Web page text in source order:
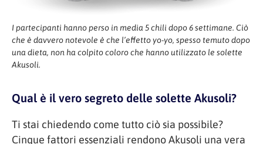
I partecipanti hanno perso in media 5 chili dopo 6 settimane. Ciò
che è davvero notevole è che l’effetto yo-yo, spesso temuto dopo
una dieta, non ha colpito coloro che hanno utilizzato le solette
Akusoli.
Qual è il vero segreto delle solette Akusoli?
Ti stai chiedendo come tutto ciò sia possibile?
Cinque fattori essenziali rendono Akusoli una vera